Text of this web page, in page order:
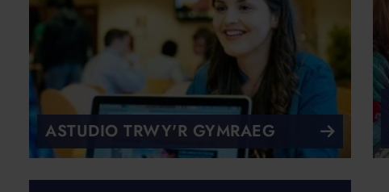
ASTUDIO TRWY'R GYMRAEG